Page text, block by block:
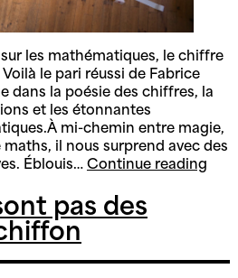
les mathématiques, le chiffre
Voilà le pari réussi de Fabrice
dans la poésie des chiffres, la
et les étonnantes
mi-chemin entre magie,
il nous surprend avec des
Éblouis… Continue reading3
pas des